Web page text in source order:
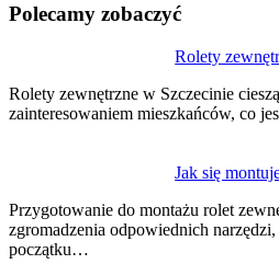
Polecamy zobaczyć
Rolety
Rolety zewnętrzne w Szczecinie
zainteresowaniem mieszkańców, co
Jak się
Przygotowanie do montażu rolet
zgromadzenia odpowiednich narzędzi,
początku…
wpisu